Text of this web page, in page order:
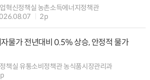
혁신정책실 농촌소득에너지정책관
2p
물가 전년대비 0.5% 상승, 안정적 물가
책실 유통소비정책관 농식품시장관리과